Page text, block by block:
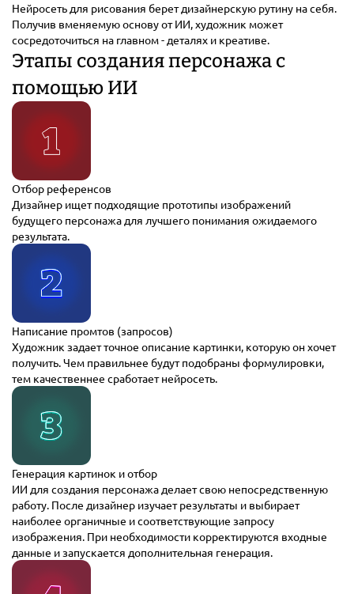
Нейросеть для рисования берет дизайнерскую рутину на себя.
Получив вменяемую основу от ИИ, художник может
сосредоточиться на главном - деталях и креативе.
Этапы создания персонажа с
помощью ИИ
Отбор референсов
Дизайнер ищет подходящие прототипы изображений
будущего персонажа для лучшего понимания ожидаемого
результата.
Написание промтов (запросов)
Художник задает точное описание картинки, которую он хочет
получить. Чем правильнее будут подобраны формулировки,
тем качественнее сработает нейросеть.
Генерация картинок и отбор
ИИ для создания персонажа делает свою непосредственную
работу. После дизайнер изучает результаты и выбирает
наиболее органичные и соответствующие запросу
изображения. При необходимости корректируются входные
данные и запускается дополнительная генерация.